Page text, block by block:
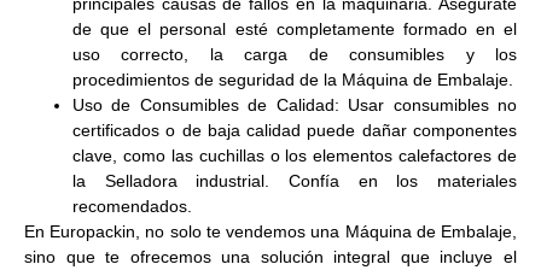
de que el personal esté completamente formado en el
uso correcto, la carga de consumibles y los
procedimientos de seguridad de la Máquina de Embalaje
Uso de Consumibles de Calidad: Usar consumibles no
certificados o de baja calidad puede dañar componentes
clave, como las cuchillas o los elementos calefactores de
la Selladora industrial . Confía en los materiales
recomendados.
En Europackin, no solo te vendemos una Máquina de Embalaje
sino que te ofrecemos una solución integral que incluye el